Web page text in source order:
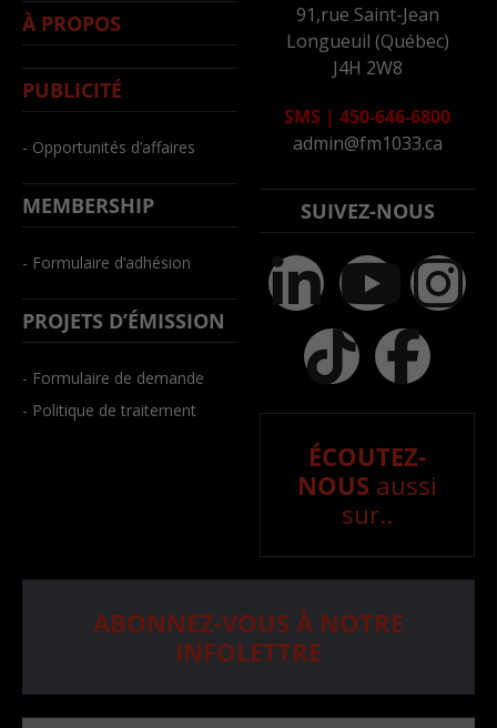
À PROPOS
PUBLICITÉ
- Opportunités d’affaires
MEMBERSHIP
- Formulaire d’adhésion
PROJETS D’ÉMISSION
- Formulaire de demande
- Politique de traitement
91,rue Saint-Jean
Longueuil (Québec)
J4H 2W8
SMS | 450-646-6800
admin@fm1033.ca
SUIVEZ-NOUS
ÉCOUTEZ-
NOUS aussi
sur..
ABONNEZ-VOUS À NOTRE
INFOLETTRE